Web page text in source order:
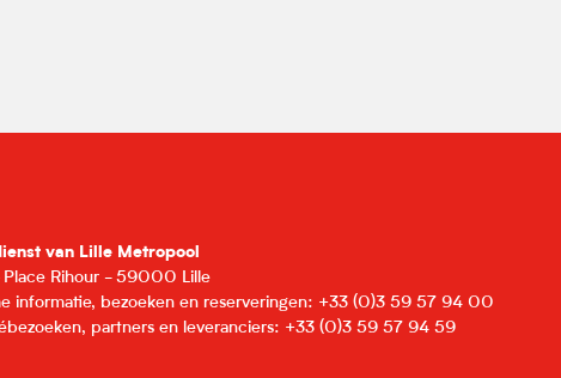
van Lille Metropool
Place Rihour - 59000 Lille
informatie, bezoeken en reserveringen: +33 (0)3 59 57 94 00
partners en leveranciers: +33 (0)3 59 57 94 59